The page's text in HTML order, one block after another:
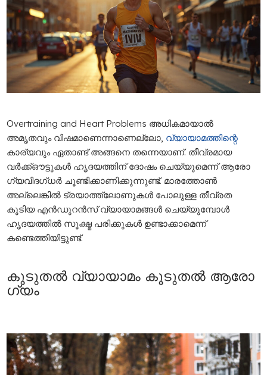
Overtraining and Heart Problems അധികമായാൽ
അമൃതവും വിഷമാണെന്നാണെല്ലോ, വ്യായാമത്തിന്റെ
കാര്യവും ഏതാണ്ട് അങ്ങനെ തന്നെയാണ്. തീവ്രമായ
വര്‍ക്ക്ഔട്ടുകള്‍ ഹൃദയത്തിന് ദോഷം ചെയ്യുമെന്ന് ആരോ​
ഗ്യവിദ​ഗ്ധർ ചൂണ്ടിക്കാണിക്കുന്നുണ്ട്. മാരത്തോണ്‍
അല്ലെങ്കില്‍ ട്രയാത്ത്‌ലോണുകള്‍ പോലുള്ള തീവ്രത
കൂടിയ എന്‍ഡുറന്‍സ് വ്യായാമങ്ങള്‍ ചെയ്യുമ്പോള്‍
ഹൃദയത്തിൽ സൂക്ഷ്മ പരിക്കുകൾ ഉണ്ടാക്കാമെന്ന്
കണ്ടെത്തിയിട്ടുണ്ട്.
കൂടുതൽ വ്യായാമം കൂടുതൽ ആരോ​
ഗ്യം